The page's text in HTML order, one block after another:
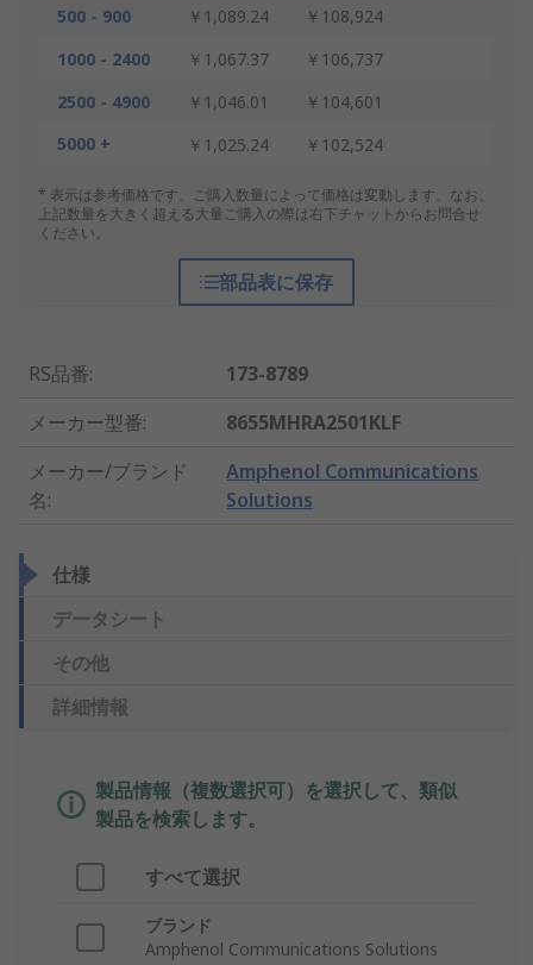
500 - 900
￥1,089.24
￥108,924
1000 - 2400
￥1,067.37
￥106,737
2500 - 4900
￥1,046.01
￥104,601
5000 +
￥1,025.24 ￥102,524
* 表示は参考価格です。ご購入数量によって価格は変動します。なお、
上記数量を大きく超える大量ご購入の際は右下チャットからお問合せ
ください。
部品表に保存
RS品番:
173-8789
メーカー型番:
8655MHRA2501KLF
メーカー/ブランド
名:
Amphenol Communications
Solutions
仕様
データシート
その他
詳細情報
製品情報（複数選択可）を選択して、類似
製品を検索します。
すべて選択
ブランド
Amphenol Communications Solutions